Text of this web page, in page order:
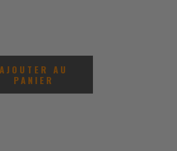
AJOUTER AU
PANIER